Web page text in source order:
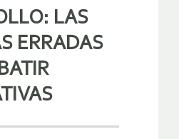
LAS
ERRADAS